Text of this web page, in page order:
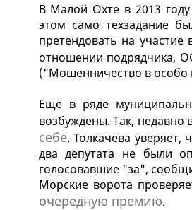
В Малой Охте в 2013
этом само техзадание
претендовать на
отношении подрядчика,
("Мошенничество в особо
Еще в ряде
возбуждены. Так,
себе. Толкачева
два депутата не были
голосовавшие "за",
Морские ворота
очередную премию.